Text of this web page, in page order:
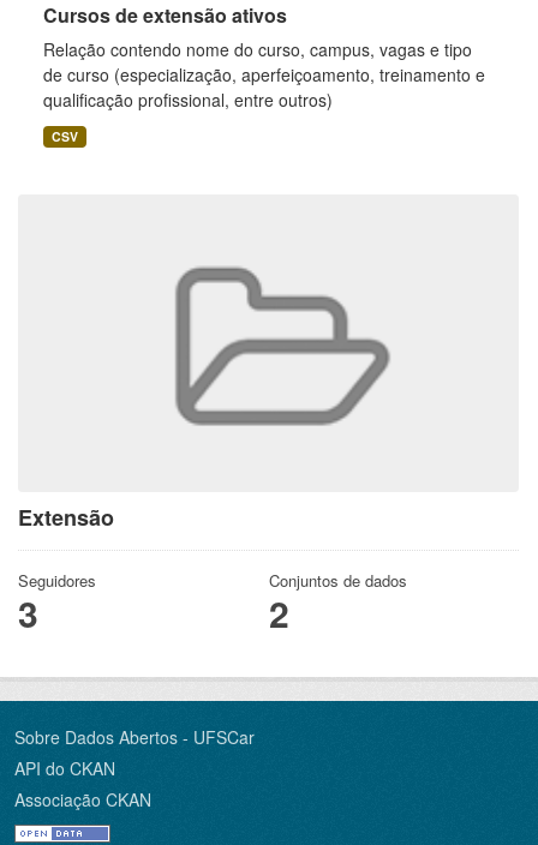
Extensão
Seguidores
3
Conjuntos de dados
2
Cursos de extensão ativos
Relação contendo nome do curso, campus, vagas e tipo
de curso (especialização, aperfeiçoamento, treinamento e
qualificação profissional, entre outros)
CSV
Sobre Dados Abertos - UFSCar
API do CKAN
Associação CKAN